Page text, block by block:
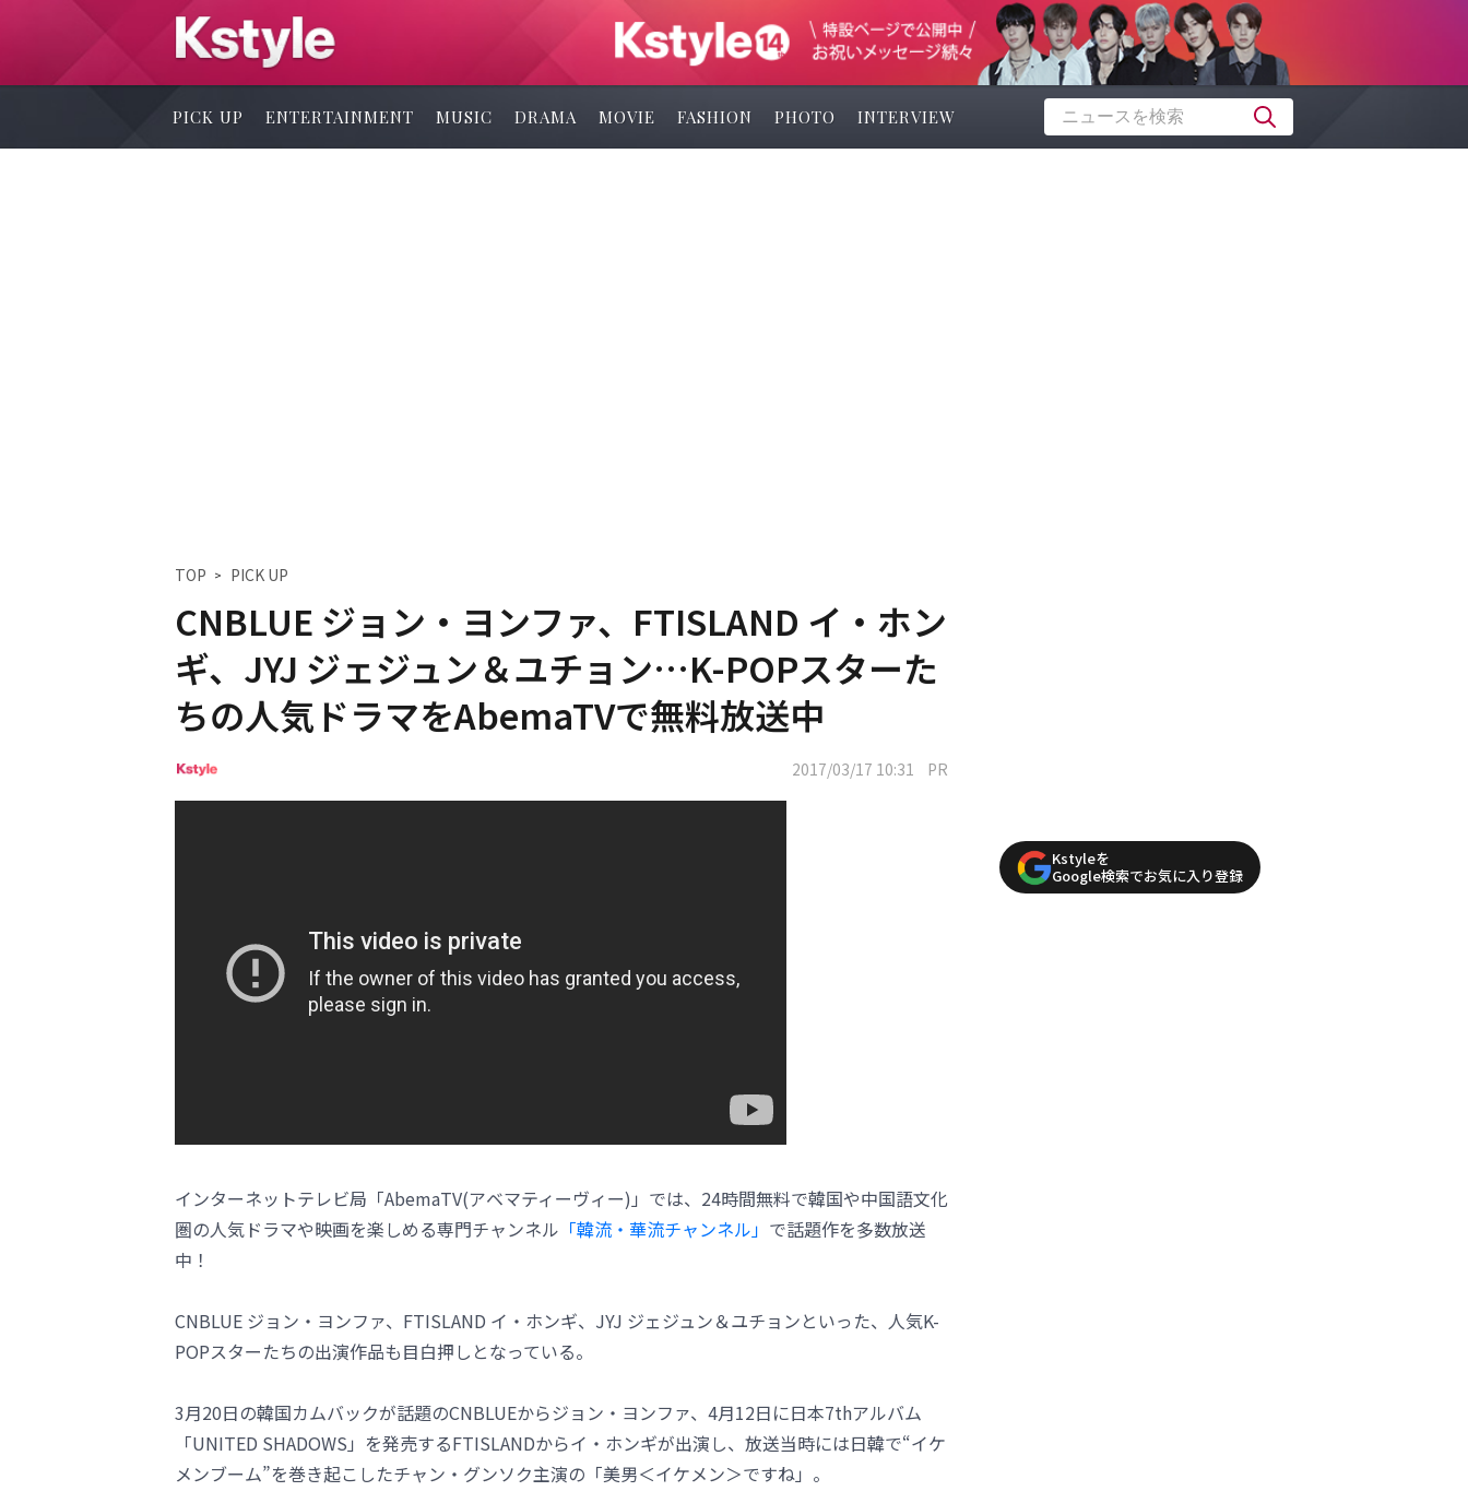
PICK UP ENTERTAINMENT MUSIC DRAMA MOVIE FASHION PHOTO INTERVIEW
TOP PICK UP
CNBLUE ジョン・ヨンファ、FTISLAND イ・ホン
ギ、JYJ ジェジュン＆ユチョン…K-POPスターた
ちの人気ドラマをAbemaTVで無料放送中
2017/03/17 10:31 PR
インターネットテレビ局「AbemaTV(アベマティーヴィー)」では、24時間無料で韓国や中国語文化
圏の人気ドラマや映画を楽しめる専門チャンネル 「韓流・華流チャンネル」 で話題作を多数放送
中！
CNBLUE ジョン・ヨンファ、FTISLAND イ・ホンギ、JYJ ジェジュン＆ユチョンといった、人気K-
POPスターたちの出演作品も目白押しとなっている。
3月20日の韓国カムバックが話題のCNBLUEからジョン・ヨンファ、4月12日に日本7thアルバム
「UNITED SHADOWS」を発売するFTISLANDからイ・ホンギが出演し、放送当時には日韓で“イケ
メンブーム”を巻き起こしたチャン・グンソク主演の「美男＜イケメン＞ですね」。
Kstyleを
Google検索でお気に入り登録